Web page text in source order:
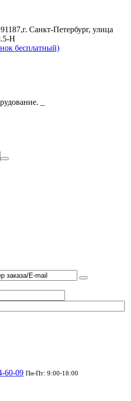
Санкт-Петербург, улица
Н
бесплатный)
_
60-09 Пн-Пт: 9:00-18:00